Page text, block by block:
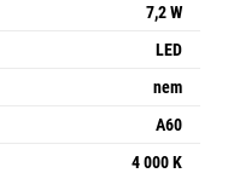
7,2 W
LED
nem
A60
4 000 K